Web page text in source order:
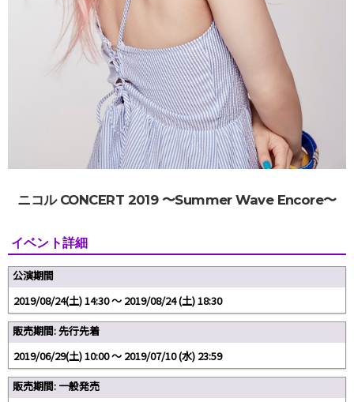
ニコル CONCERT 2019 〜Summer Wave Encore〜
イベント詳細
公演期間
2019/08/24(土) 14:30 〜 2019/08/24 (土) 18:30
販売期間: 先行先着
2019/06/29(土) 10:00 〜 2019/07/10 (水) 23:59
販売期間: 一般発売